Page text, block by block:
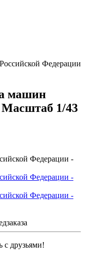
Федерации
машин
Масштаб 1/43
с друзьями!